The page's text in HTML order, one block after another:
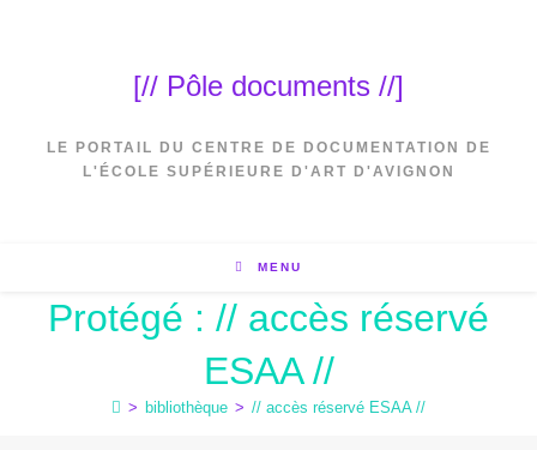
[// Pôle documents //]
LE PORTAIL DU CENTRE DE DOCUMENTATION DE
L'ÉCOLE SUPÉRIEURE D'ART D'AVIGNON
MENU
Protégé : // accès réservé
ESAA //
> bibliothèque > // accès réservé ESAA //